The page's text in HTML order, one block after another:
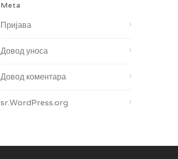
Meta
Пријава
Довод уноса
Довод коментара
sr.WordPress.org